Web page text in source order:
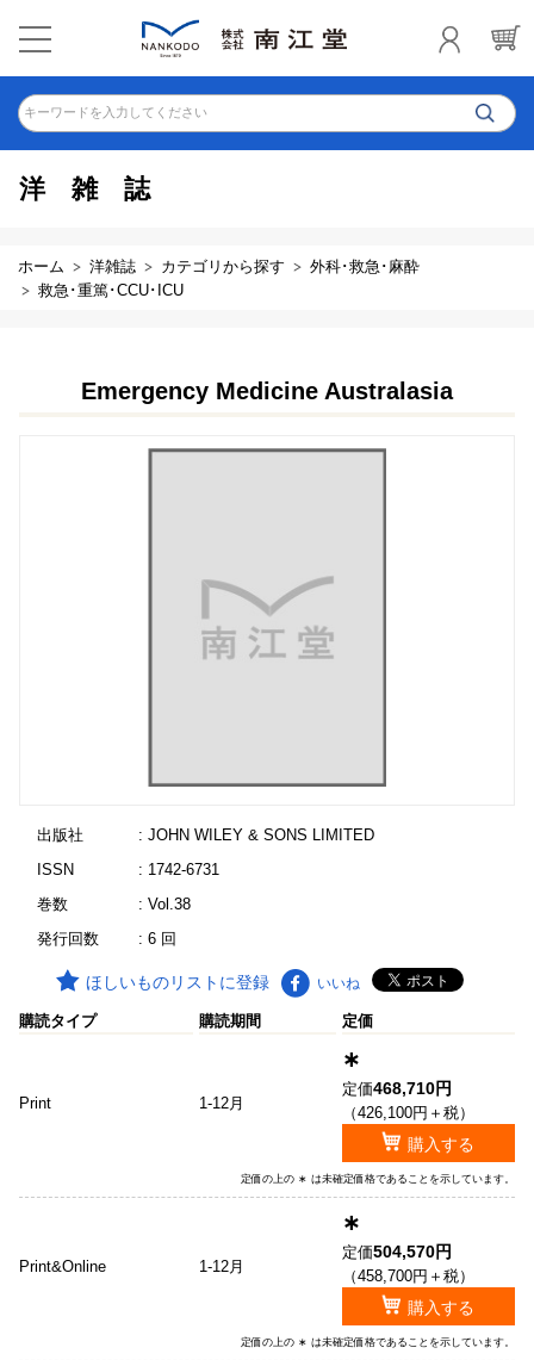
キーワードを入力してください
洋雑誌
ホーム 洋雑誌 カテゴリから探す
外科･救急･麻酔
救急･重篤･CCU･ICU
Emergency Medicine Australasia
出版社
: JOHN WILEY & SONS LIMITED
ISSN
: 1742-6731
巻数
: Vol.38
発行回数
: 6 回
ほしいものリストに登録 いいね
購読タイプ 購読期間 定価
Print 1-12月
∗
定価468,710円
（426,100円＋税）
購入する
定価の上の ∗ は未確定価格であることを示しています。
Print&Online 1-12月
∗
定価504,570円
（458,700円＋税）
購入する
定価の上の ∗ は未確定価格であることを示しています。